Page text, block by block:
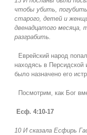
чтобы убить,
старого, детей и
двенадцатого месяца,
разграбить.
Еврейский народ
находясь в
было назначено его
Посмотрим, как Бог
Есф. 4:10-17
10 И сказала Есфирь